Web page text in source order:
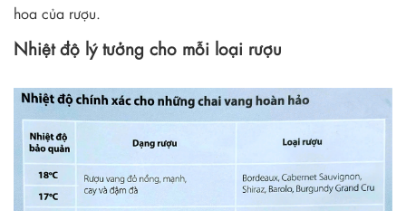
hoa của rượu.
Nhiệt độ lý tưởng cho mỗi loại rượu